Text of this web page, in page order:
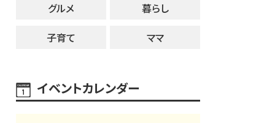
グルメ
暮らし
子育て
ママ
イベントカレンダー